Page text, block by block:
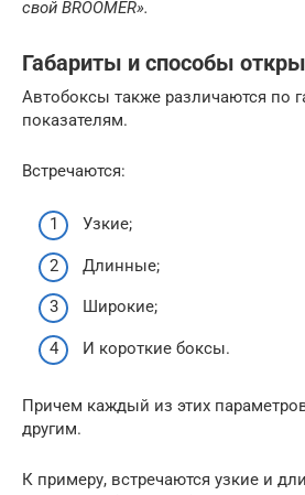
свой BROOMER».
Габариты и способы
Автобоксы также различаются по
показателям.
Встречаются:
Узкие;
Длинные;
Широкие;
И короткие боксы.
Причем каждый из этих
другим.
К примеру, встречаются узкие и